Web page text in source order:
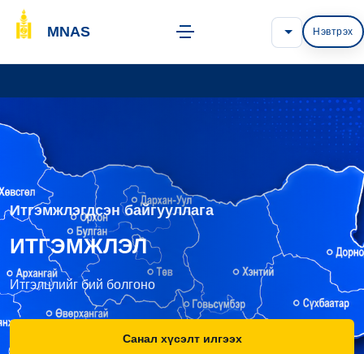
MNAS Нэвтрэх
Итгэмжлэгдсэн байгууллага
ИТГЭМЖЛЭЛ
Итгэлцлийг бий болгоно
Санал хүсэлт илгээх